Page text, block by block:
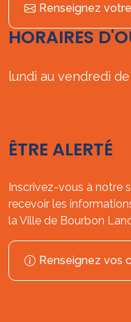
Renseignez
HORAIRES
lundi au vendredi
ÊTRE ALERTÉ
Inscrivez-vous à notre
recevoir les
la Ville de Bourbon
Renseignez vos